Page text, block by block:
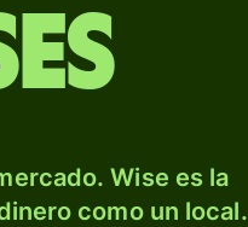
Wise es la
como un local.